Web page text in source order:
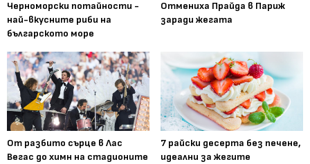
Черноморски потайности -
най-вкусните риби на
българското море
Отмениха Прайда в Париж
заради жегата
От разбито сърце в Лас
Вегас до химн на стадионите
7 райски десерта без печене,
идеални за жегите